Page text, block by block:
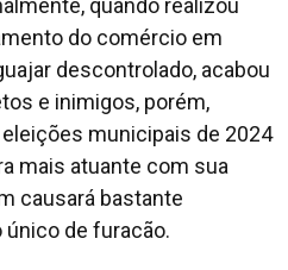
do comércio em
descontrolado, acabou
e inimigos, porém,
municipais de 2024
mais atuante com sua
causará bastante
de furacão.